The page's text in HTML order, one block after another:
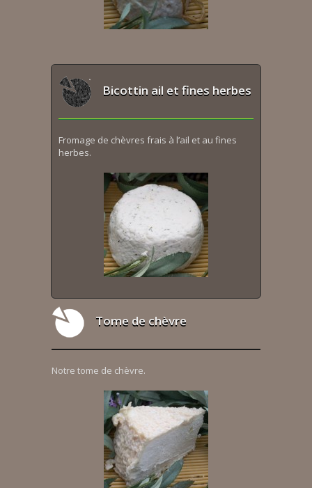
Bicottin ail et fines herbes
Fromage de chèvres frais à l’ail et au fines
herbes.
Tome de chèvre
Notre tome de chèvre.